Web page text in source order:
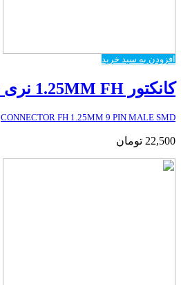
افزودن به سبد خرید
کانکتور 1.25MM FH نری 9 پین SMD
CONNECTOR FH 1.25MM 9 PIN MALE SMD
22,500 تومان